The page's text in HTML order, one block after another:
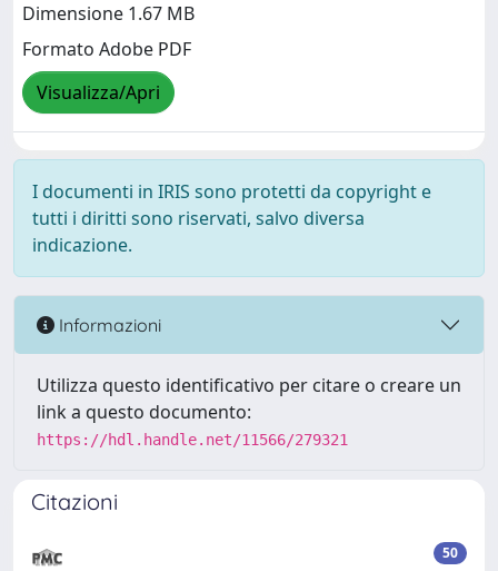
Dimensione 1.67 MB
Formato Adobe PDF
Visualizza/Apri
I documenti in IRIS sono protetti da copyright e
tutti i diritti sono riservati, salvo diversa
indicazione.
Informazioni
Utilizza questo identificativo per citare o creare un
link a questo documento:
https://hdl.handle.net/11566/279321
Citazioni
50